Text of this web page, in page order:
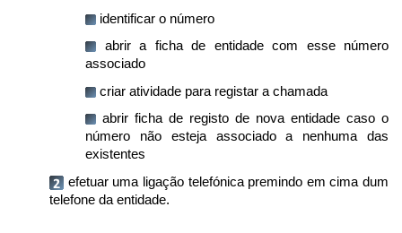
identificar o número
abrir a ficha de entidade com esse número
associado
criar atividade para registar a chamada
abrir ficha de registo de nova entidade caso o
número não esteja associado a nenhuma das
existentes
efetuar uma ligação telefónica premindo em cima dum
telefone da entidade.